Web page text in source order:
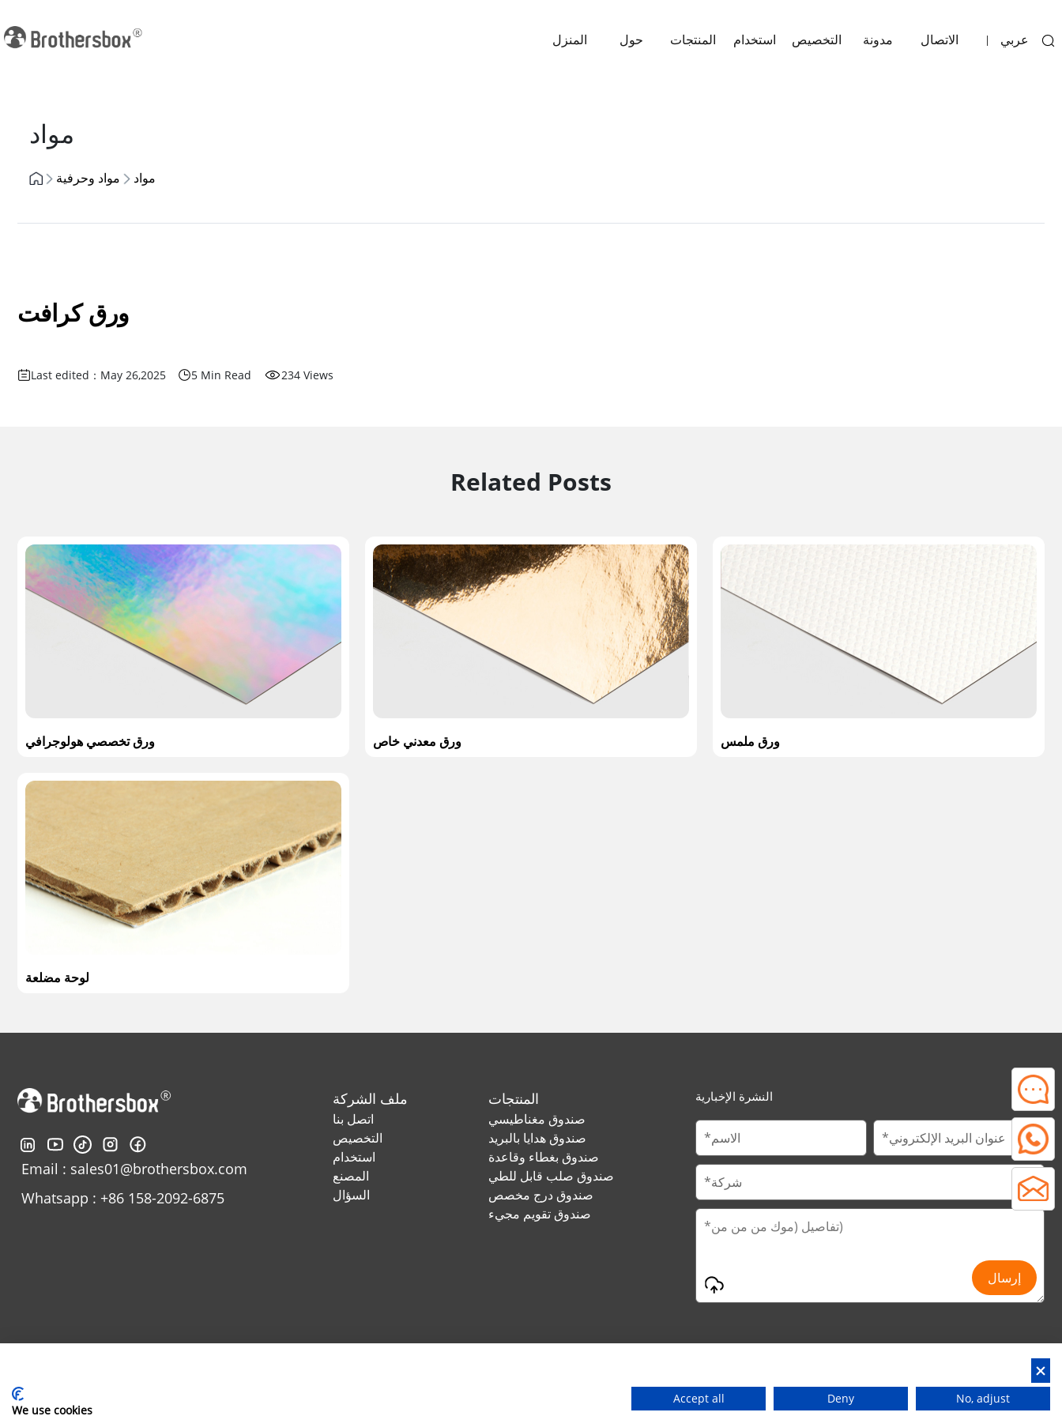
المنزل حول المنتجات استخدام التخصيص مدونة الاتصال | عربي
مواد
مواد وحرفية مواد
ورق كرافت
Last edited：May 26,2025 5 Min Read 234 Views
Related Posts
ورق تخصصي هولوجرافي ورق معدني خاص ورق ملمس
لوحة مضلعة
Email : sales01@brothersbox.com
Whatsapp : +86 158-2092-6875
ملف الشركة
اتصل بنا
التخصيص
استخدام
المصنع
السؤال
المنتجات
صندوق مغناطيسي
صندوق هدايا بالبريد
صندوق بغطاء وقاعدة
صندوق صلب قابل للطي
صندوق درج مخصص
صندوق تقويم مجيء
النشرة الإخبارية
العنوان : رقم 29 جينفو الطريق الثاني ، حديقة هوانان إند ، مدينة لياوبو ، مدينة دونغ قوان ، مقاطعة قوانغدونغ ، الصين
We use cookies
Accept all Deny No, adjust